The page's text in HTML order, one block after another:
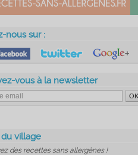
nous sur :
vous à la newsletter
village
des recettes sans allergènes !